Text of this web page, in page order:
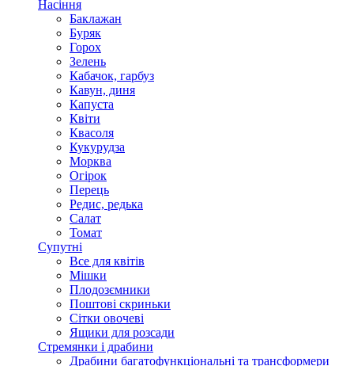
Насіння
Баклажан
Буряк
Горох
Зелень
Кабачок, гарбуз
Кавун, диня
Капуста
Квіти
Квасоля
Кукурудза
Морква
Огірок
Перець
Редис, редька
Салат
Томат
Супутні
Все для квітів
Мішки
Плодозємники
Поштові скриньки
Сітки овочеві
Ящики для розсади
Стремянки і драбини
Драбини багатофункціональні та трансформери